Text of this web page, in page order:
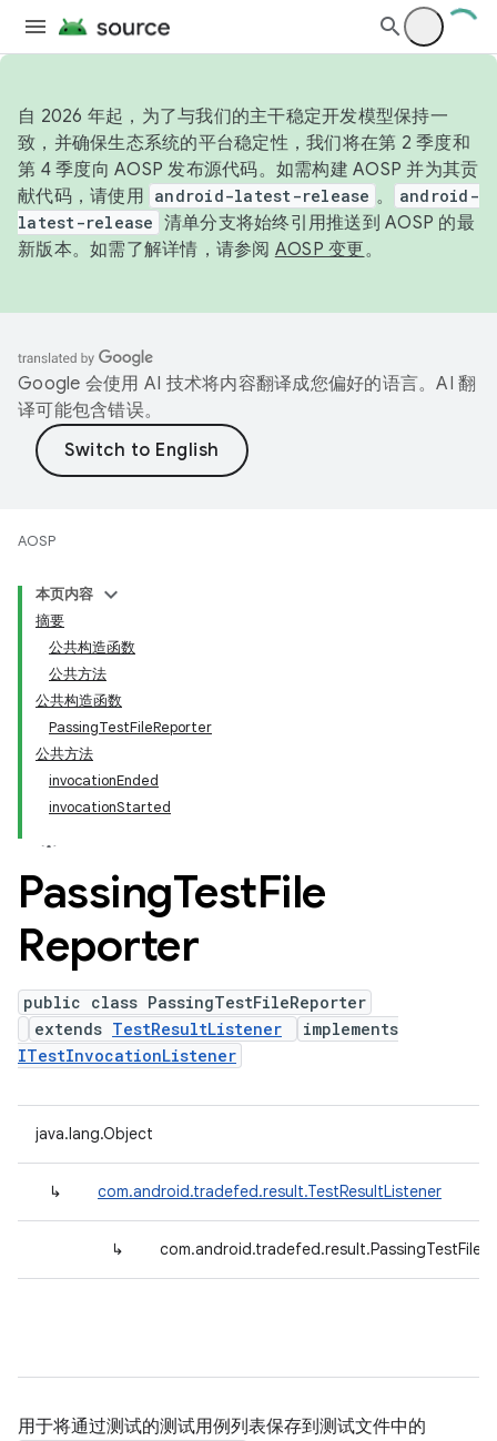
自 2026 年起，为了与我们的主干稳定开发模型保持一
致，并确保生态系统的平台稳定性，我们将在第 2 季度和
第 4 季度向 AOSP 发布源代码。如需构建 AOSP 并为其贡
献代码，请使用 android-latest-release 。
android-
latest-release 清单分支将始终引用推送到 AOSP 的最
新版本。如需了解详情，请参阅 AOSP 变更。
Google 会使用 AI 技术将内容翻译成您偏好的语言。AI 翻
译可能包含错误。
AOSP
本页内容
摘要
公共构造函数
公共方法
公共构造函数
PassingTestFileReporter
公共方法
invocationEnded
invocationStarted
PassingTestFile
Reporter
public class PassingTestFileReporter
extends TestResultListener
implements
ITestInvocationListener
java.lang.Object
↳ com.android.tradefed.result.TestResultListener
↳
用于将通过测试的测试用例列表保存到测试文件中的